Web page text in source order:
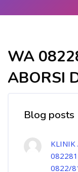
WA
ABORSI
Blog posts
KLINIK
0822/